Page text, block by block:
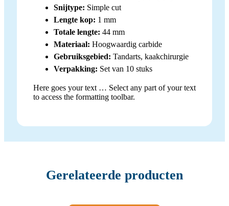
Snijtype: Simple cut
Lengte kop: 1 mm
Totale lengte: 44 mm
Materiaal: Hoogwaardig carbide
Gebruiksgebied: Tandarts, kaakchirurgie
Verpakking: Set van 10 stuks
Here goes your text … Select any part of your text
to access the formatting toolbar.
Gerelateerde producten